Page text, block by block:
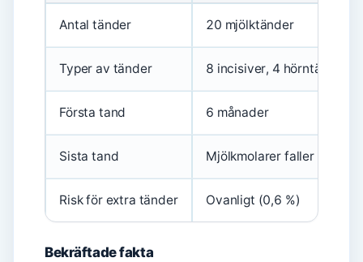
Antal tänder 20 mjölktänder
Typer av tänder 8 incisiver, 4 hörntänder,
Första tand 6 månader
Sista tand Mjölkmolarer faller vid 12
Risk för extra tänder Ovanligt (0,6 %)
Bekräftade fakta